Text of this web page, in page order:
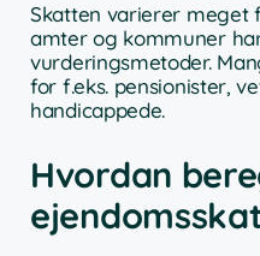
Skatten varierer meget
amter og kommuner
vurderingsmetoder.
for f.eks. pensionister,
handicappede.
Hvordan